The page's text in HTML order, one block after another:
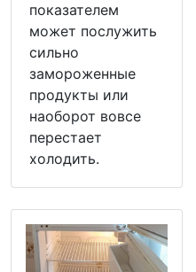
показателем
может послужить
сильно
замороженные
продукты или
наоборот вовсе
перестает
холодить.